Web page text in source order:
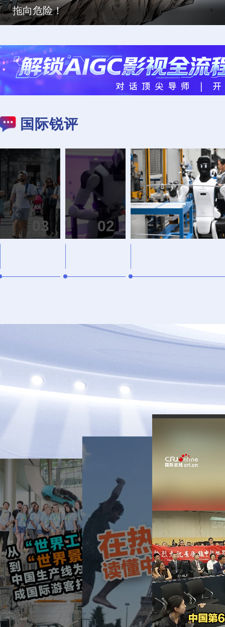
拖向危险！
国际锐评
02
03
除了“中式
看中的还
2026-07-16
300余款AI新品首发，
上海这场盛会藏着中
国科技底气
2026世界人工智能大会暨
人工智能全球治理高级别会
议将于7月17日至20日在上
海举办，本次大会展览总面
积首次突破10万平方米，超
300款产品将实现全球首
发。借助此次大会，中国会
继续和各国加强交流合作，
一起营造开放包容、互利共
赢的发展环境，让人工智能
惠及所有人、造福全人类。
际游客打卡地？
规模将在2029年突破3000
亿元”登上热搜。过去“闲人
免进”的生产车间变身文旅
新宠，硬核的智能生产线不
仅打破海外对中国制造的刻
板印象，更让“逛厂看线”成
为世界读懂中国式现代化的
鲜活窗口。